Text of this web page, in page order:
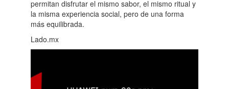
permitan disfrutar el mismo sabor, el mismo ritual y
la misma experiencia social, pero de una forma
más equilibrada.
Lado.mx